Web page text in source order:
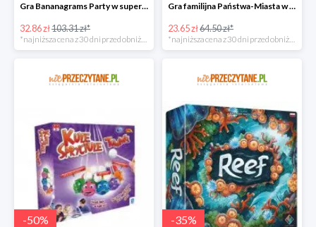
Gra Bananagrams Party w super cenie
32.86 zł103.31 zł*
*najniższa cena z 30 dni przed obniżką
Gra familijna Państwa-Miasta w super cenie
23.65 zł64.50 zł*
*najniższa cena z 30 dni przed obniżką
-50% -35%